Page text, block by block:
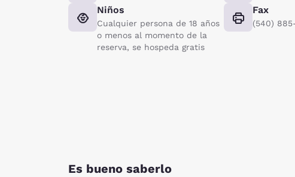
Niños
Cualquier persona de 18 años
o menos al momento de la
reserva, se hospeda gratis
Fax
(540)
Es bueno saberlo